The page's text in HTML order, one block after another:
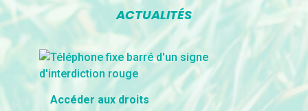
ACTUALITÉS
Accéder aux droits